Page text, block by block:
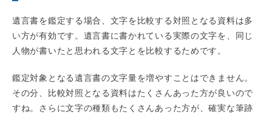
遺言書を鑑定する場合、文字を比較する対照となる資料は多
い方が有効です。遺言書に書かれている実際の文字を、同じ
人物が書いたと思われる文字とを比較するためです。
鑑定対象となる遺言書の文字量を増やすことはできません。
その分、比較対照となる資料はたくさんあった方が良いので
すね。さらに文字の種類もたくさんあった方が、確実な筆跡